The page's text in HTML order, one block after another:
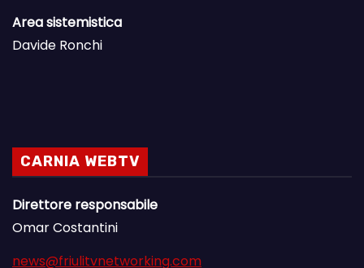
Area sistemistica
Davide Ronchi
CARNIA WEBTV
Direttore responsabile
Omar Costantini
news@friulitvnetworking.com